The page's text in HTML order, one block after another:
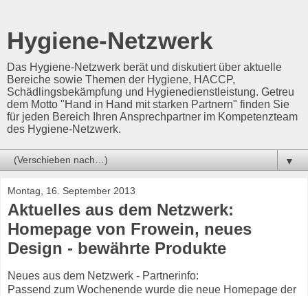
Hygiene-Netzwerk
Das Hygiene-Netzwerk berät und diskutiert über aktuelle
Bereiche sowie Themen der Hygiene, HACCP,
Schädlingsbekämpfung und Hygienedienstleistung. Getreu
dem Motto "Hand in Hand mit starken Partnern" finden Sie
für jeden Bereich Ihren Ansprechpartner im Kompetenzteam
des Hygiene-Netzwerk.
▼
Montag, 16. September 2013
Aktuelles aus dem Netzwerk:
Homepage von Frowein, neues
Design - bewährte Produkte
Neues aus dem Netzwerk - Partnerinfo:
Passend zum Wochenende wurde die neue Homepage der